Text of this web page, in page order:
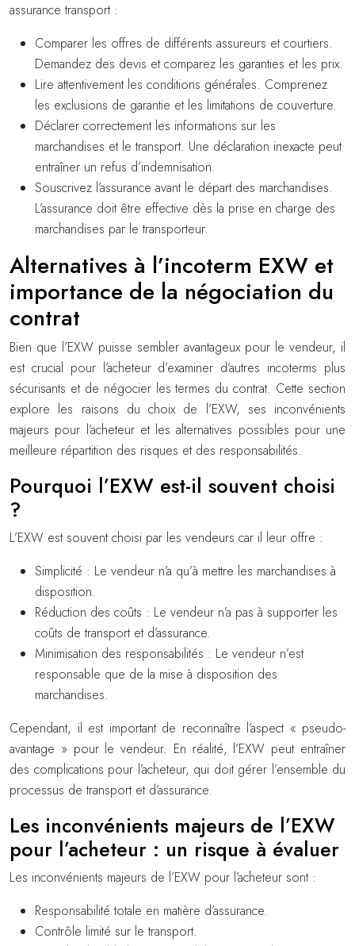
assurance transport :
Comparer les offres de différents assureurs et courtiers.
Demandez des devis et comparez les garanties et les prix.
Lire attentivement les conditions générales. Comprenez
les exclusions de garantie et les limitations de couverture.
Déclarer correctement les informations sur les
marchandises et le transport. Une déclaration inexacte peut
entraîner un refus d’indemnisation.
Souscrivez l’assurance avant le départ des marchandises.
L’assurance doit être effective dès la prise en charge des
marchandises par le transporteur.
Alternatives à l’incoterm EXW et
importance de la négociation du
contrat
Bien que l’EXW puisse sembler avantageux pour le vendeur, il
est crucial pour l’acheteur d’examiner d’autres incoterms plus
sécurisants et de négocier les termes du contrat. Cette section
explore les raisons du choix de l’EXW, ses inconvénients
majeurs pour l’acheteur et les alternatives possibles pour une
meilleure répartition des risques et des responsabilités.
Pourquoi l’EXW est-il souvent choisi
?
L’EXW est souvent choisi par les vendeurs car il leur offre :
Simplicité : Le vendeur n’a qu’à mettre les marchandises à
disposition.
Réduction des coûts : Le vendeur n’a pas à supporter les
coûts de transport et d’assurance.
Minimisation des responsabilités : Le vendeur n’est
responsable que de la mise à disposition des
marchandises.
Cependant, il est important de reconnaître l’aspect « pseudo-
avantage » pour le vendeur. En réalité, l’EXW peut entraîner
des complications pour l’acheteur, qui doit gérer l’ensemble du
processus de transport et d’assurance.
Les inconvénients majeurs de l’EXW
pour l’acheteur : un risque à évaluer
Les inconvénients majeurs de l’EXW pour l’acheteur sont :
Responsabilité totale en matière d’assurance.
Contrôle limité sur le transport.